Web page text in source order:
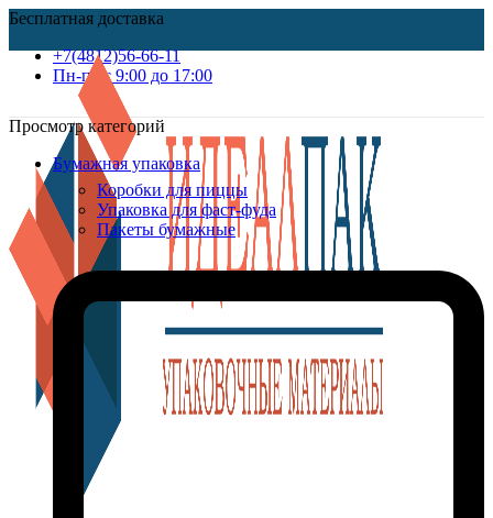
Бесплатная доставка
+7(4812)56-66-11
Пн-пт c 9:00 до 17:00
Просмотр категорий
Бумажная упаковка
Коробки для пиццы
Упаковка для фаст-фуда
Пакеты бумажные